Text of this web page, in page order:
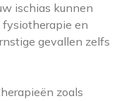
ischias kunnen
en
gevallen zelfs
zoals